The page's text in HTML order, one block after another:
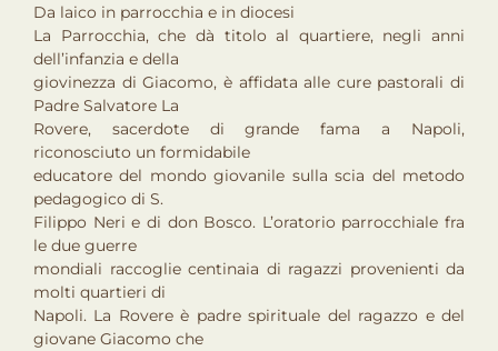
Da laico in parrocchia e in diocesi
La Parrocchia, che dà titolo al quartiere, negli anni
dell’infanzia e della
giovinezza di Giacomo, è affidata alle cure pastorali di
Padre Salvatore La
Rovere, sacerdote di grande fama a Napoli,
riconosciuto un formidabile
educatore del mondo giovanile sulla scia del metodo
pedagogico di S.
Filippo Neri e di don Bosco. L’oratorio parrocchiale fra
le due guerre
mondiali raccoglie centinaia di ragazzi provenienti da
molti quartieri di
Napoli. La Rovere è padre spirituale del ragazzo e del
giovane Giacomo che